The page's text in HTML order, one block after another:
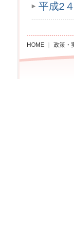
平成2
HOME 政策・